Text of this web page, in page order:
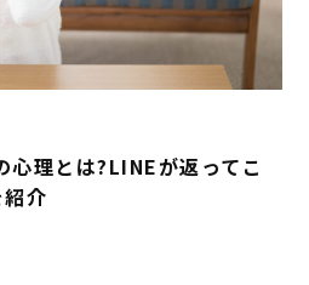
理とは?LINEが返ってこ
介